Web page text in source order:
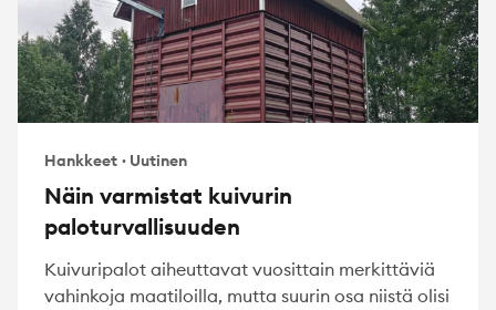
Hankkeet · Uutinen
Näin varmistat kuivurin
paloturvallisuuden
Kuivuripalot aiheuttavat vuosittain merkittäviä
vahinkoja maatiloilla, mutta suurin osa niistä olisi